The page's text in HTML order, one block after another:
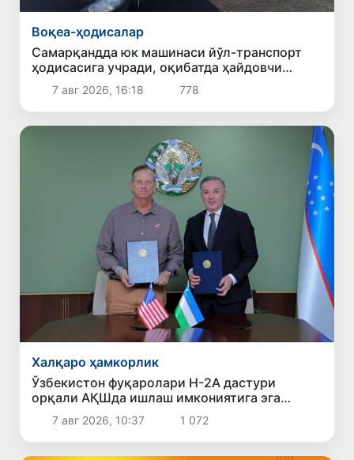
Воқеа-ҳодисалар
Самарқандда юк машинаси йўл-транспорт
ҳодисасига учради, оқибатда ҳайдовчи
ҳалок бўлди
7 авг 2026, 16:18 778
Халқаро ҳамкорлик
Ўзбекистон фуқаролари H-2A дастури
орқали АҚШда ишлаш имкониятига эга
бўлади
7 авг 2026, 10:37 1 072